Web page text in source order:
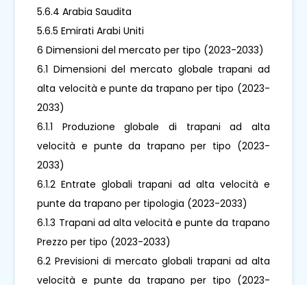
5.6.4 Arabia Saudita
5.6.5 Emirati Arabi Uniti
6 Dimensioni del mercato per tipo (2023-2033)
6.1 Dimensioni del mercato globale trapani ad
alta velocità e punte da trapano per tipo (2023-
2033)
6.1.1 Produzione globale di trapani ad alta
velocità e punte da trapano per tipo (2023-
2033)
6.1.2 Entrate globali trapani ad alta velocità e
punte da trapano per tipologia (2023-2033)
6.1.3 Trapani ad alta velocità e punte da trapano
Prezzo per tipo (2023-2033)
6.2 Previsioni di mercato globali trapani ad alta
velocità e punte da trapano per tipo (2023-